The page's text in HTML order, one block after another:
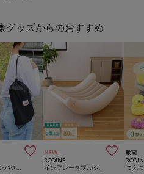
グッズからのおすすめ
 NEW 
3COINS
動画
つぶ